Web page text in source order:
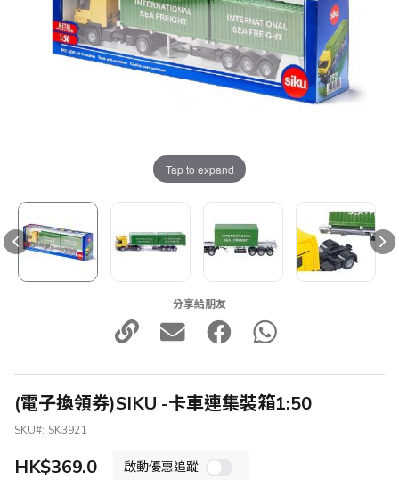
Tap to expand
分享給朋友
(電子換領券)SIKU -卡車連集裝箱1:50
SKU SK3921
HK$369.0 啟動優惠追蹤